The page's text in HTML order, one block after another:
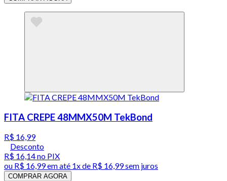
FITA CREPE 48MMX50M TekBond
R$ 16,99
Desconto
R$ 16,14no PIX
ou R$ 16,99em até 1x de R$ 16,99sem juros
COMPRAR AGORA